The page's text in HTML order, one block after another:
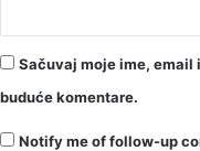
Sačuvaj moje ime, email
buduće komentare.
Notify me of follow-up